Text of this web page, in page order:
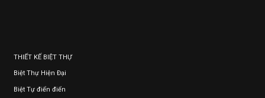
THIẾT KẾ BIỆT THỰ
Biệt Thự Hiện Đại
Biệt Tự điển điển